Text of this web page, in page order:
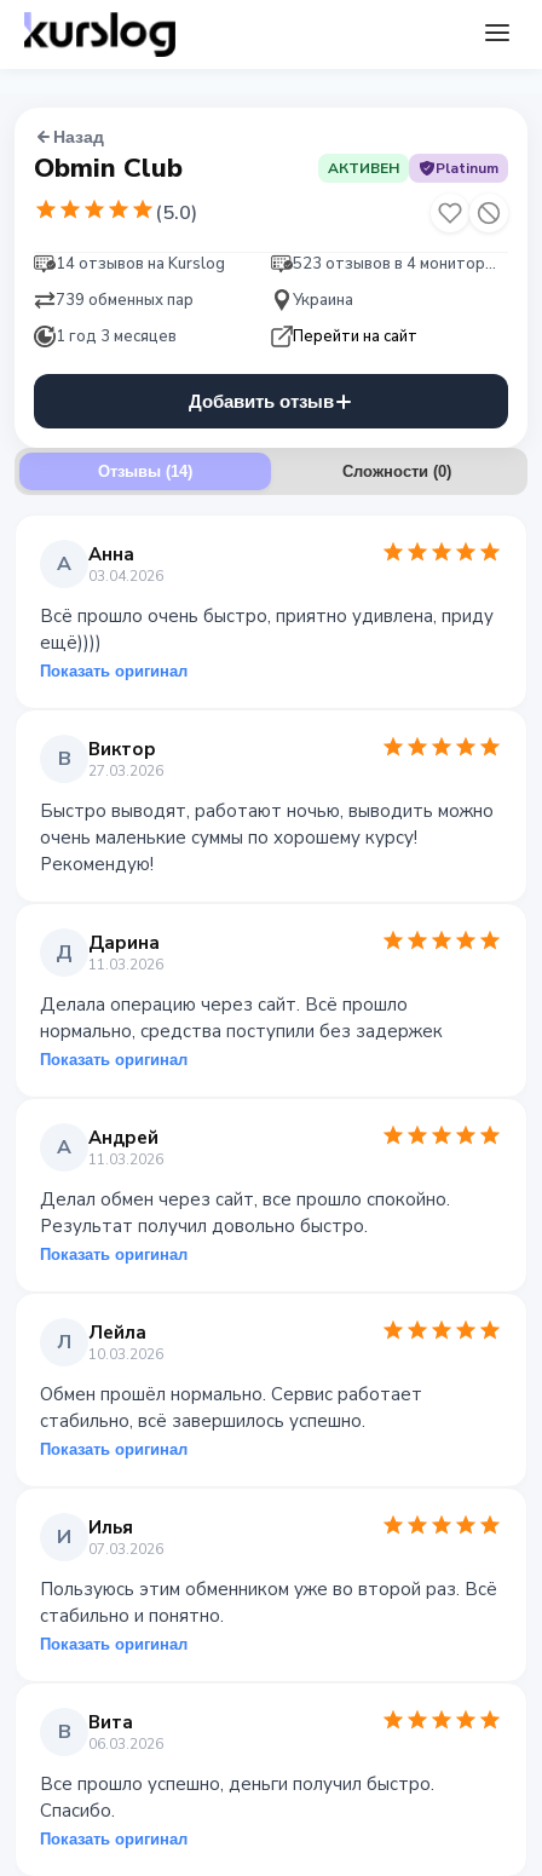
Назад
Obmin Club АКТИВЕН Platinum
(5.0)
14 отзывов на Kurslog
523 отзывов в 4 мониторингах
739 обменных пар
Украина
1 год 3 месяцев
Перейти на сайт
Добавить отзыв
Отзывы (14) Сложности (0)
А Анна
03.04.2026
Всё прошло очень быстро, приятно удивлена, приду
ещё))))
Показать оригинал
В Виктор
27.03.2026
Быстро выводят, работают ночью, выводить можно
очень маленькие суммы по хорошему курсу!
Рекомендую!
Д Дарина
11.03.2026
Делала операцию через сайт. Всё прошло
нормально, средства поступили без задержек
Показать оригинал
А Андрей
11.03.2026
Делал обмен через сайт, все прошло спокойно.
Результат получил довольно быстро.
Показать оригинал
Л Лейла
10.03.2026
Обмен прошёл нормально. Сервис работает
стабильно, всё завершилось успешно.
Показать оригинал
И Илья
07.03.2026
Пользуюсь этим обменником уже во второй раз. Всё
стабильно и понятно.
Показать оригинал
В Вита
06.03.2026
Все прошло успешно, деньги получил быстро.
Спасибо.
Показать оригинал